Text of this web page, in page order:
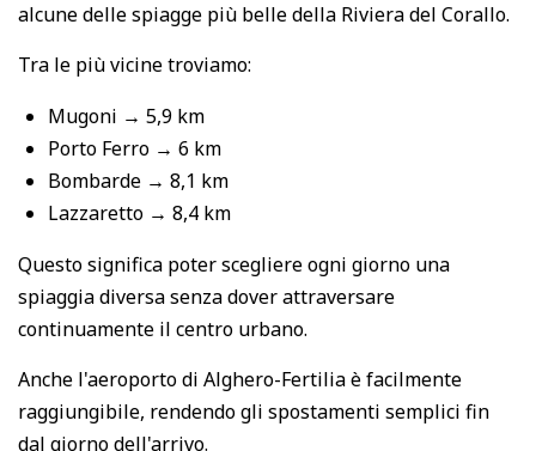
alcune delle spiagge più belle della Riviera del Corallo.
Tra le più vicine troviamo:
Mugoni → 5,9 km
Porto Ferro → 6 km
Bombarde → 8,1 km
Lazzaretto → 8,4 km
Questo significa poter scegliere ogni giorno una
spiaggia diversa senza dover attraversare
continuamente il centro urbano.
Anche l'aeroporto di Alghero-Fertilia è facilmente
raggiungibile, rendendo gli spostamenti semplici fin
dal giorno dell'arrivo.